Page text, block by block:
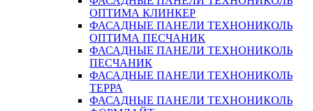
ОПТИМА КЛИНКЕР
ФАСАДНЫЕ ПАНЕЛИ ТЕХНОНИКОЛЬ
ОПТИМА ПЕСЧАНИК
ФАСАДНЫЕ ПАНЕЛИ ТЕХНОНИКОЛЬ
ПЕСЧАНИК
ФАСАДНЫЕ ПАНЕЛИ ТЕХНОНИКОЛЬ
ТЕРРА
ФАСАДНЫЕ ПАНЕЛИ ТЕХНОНИКОЛЬ